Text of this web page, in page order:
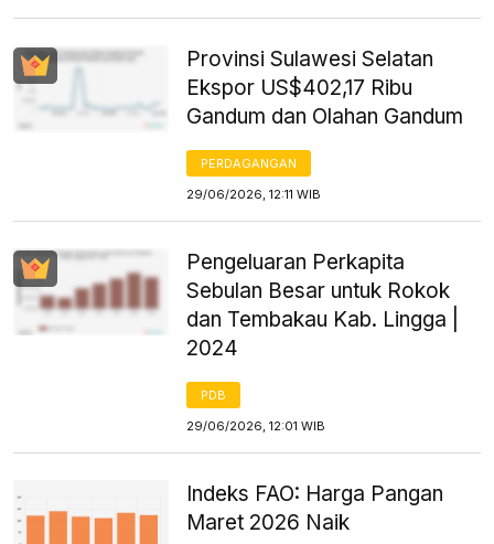
Provinsi Sulawesi Selatan
Ekspor US$402,17 Ribu
Gandum dan Olahan Gandum
PERDAGANGAN
29/06/2026, 12:11 WIB
Pengeluaran Perkapita
Sebulan Besar untuk Rokok
dan Tembakau Kab. Lingga |
2024
PDB
29/06/2026, 12:01 WIB
Indeks FAO: Harga Pangan
Maret 2026 Naik